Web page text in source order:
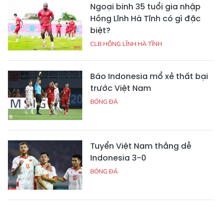
Ngoại binh 35 tuổi gia nhập
Hồng Lĩnh Hà Tĩnh có gì đặc
biệt?
CLB HỒNG LĨNH HÀ TĨNH
Báo Indonesia mổ xẻ thất bại
trước Việt Nam
BÓNG ĐÁ
Tuyển Việt Nam thắng dễ
Indonesia 3-0
BÓNG ĐÁ